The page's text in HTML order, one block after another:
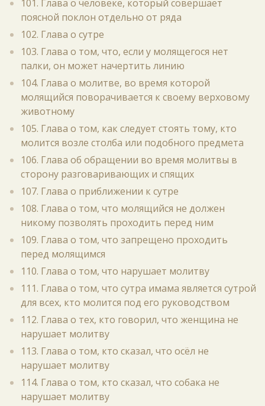
101. Глава о человеке, который совершает
поясной поклон отдельно от ряда
102. Глава о сутре
103. Глава о том, что, если у молящегося нет
палки, он может начертить линию
104. Глава о молитве, во время которой
молящийся поворачивается к своему верховому
животному
105. Глава о том, как следует стоять тому, кто
молится возле столба или подобного предмета
106. Глава об обращении во время молитвы в
сторону разговаривающих и спящих
107. Глава о приближении к сутре
108. Глава о том, что молящийся не должен
никому позволять проходить перед ним
109. Глава о том, что запрещено проходить
перед молящимся
110. Глава о том, что нарушает молитву
111. Глава о том, что сутра имама является сутрой
для всех, кто молится под его руководством
112. Глава о тех, кто говорил, что женщина не
нарушает молитву
113. Глава о том, кто сказал, что осёл не
нарушает молитву
114. Глава о том, кто сказал, что собака не
нарушает молитву